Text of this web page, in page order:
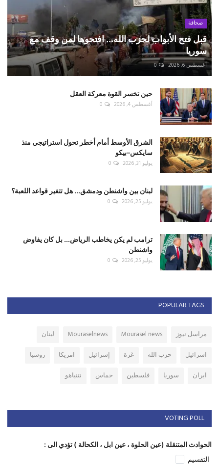
صحافة
قبل فتح الأبواب لحزب الله... افتحوها لمن وقف مع
سوريا
أغسطس 6, 2026 0
حين تخسر القوة معركة العقل
أغسطس 4, 2026 0
الشرق الأوسط أمام أخطر تحول استراتيجي منذ
سايكس–بيكو
يوليو 31, 2026 0
لبنان بين واشنطن ودمشق... هل تتغير قواعد اللعبة؟
يوليو 25, 2026 0
ترامب لم يكن يخاطب الرياض... بل كان يفاوض
واشنطن
يوليو 25, 2026 0
POPULAR TAGS
مراسل نيوز Mourasel news
Mouraselnews
لبنان
اسرائيل
حزب الله غزة إسرائيل امريكا
روسيا
ايران
سوريا فلسطين حماس نتنياهو
VOTING POLL
الحوادث المتنقلة (عين الحلوة ، عين ابل ، الكحالة ) تؤدي الى :
التقسيم